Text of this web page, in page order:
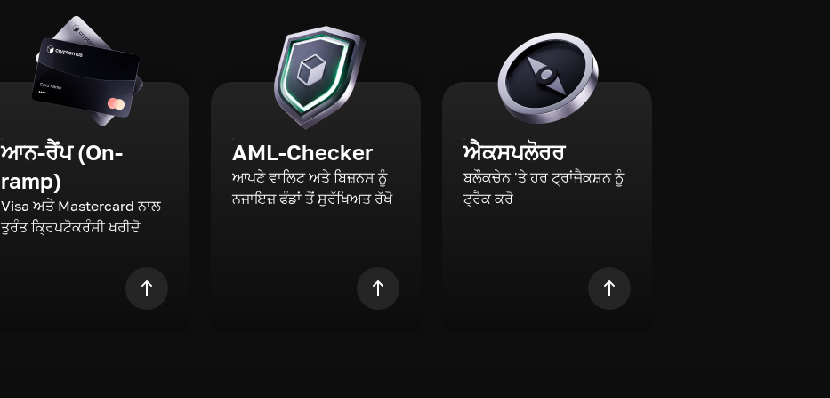
ਆਨ-ਰੈਂਪ (On-
ramp)
Visa ਅਤੇ Mastercard ਨਾਲ
ਤੁਰੰਤ ਕ੍ਰਿਪਟੋਕਰੰਸੀ ਖਰੀਦੋ
AML-Checker
ਆਪਣੇ ਵਾਲਿਟ ਅਤੇ ਬਿਜ਼ਨਸ ਨੂੰ
ਨਜਾਇਜ਼ ਫੰਡਾਂ ਤੋਂ ਸੁਰੱਖਿਅਤ ਰੱਖੋ
ਐਕਸਪਲੋਰਰ
ਬਲੌਕਚੇਨ 'ਤੇ ਹਰ ਟ੍ਰਾਂਜੈਕਸ਼ਨ ਨੂੰ
ਟ੍ਰੈਕ ਕਰੋ